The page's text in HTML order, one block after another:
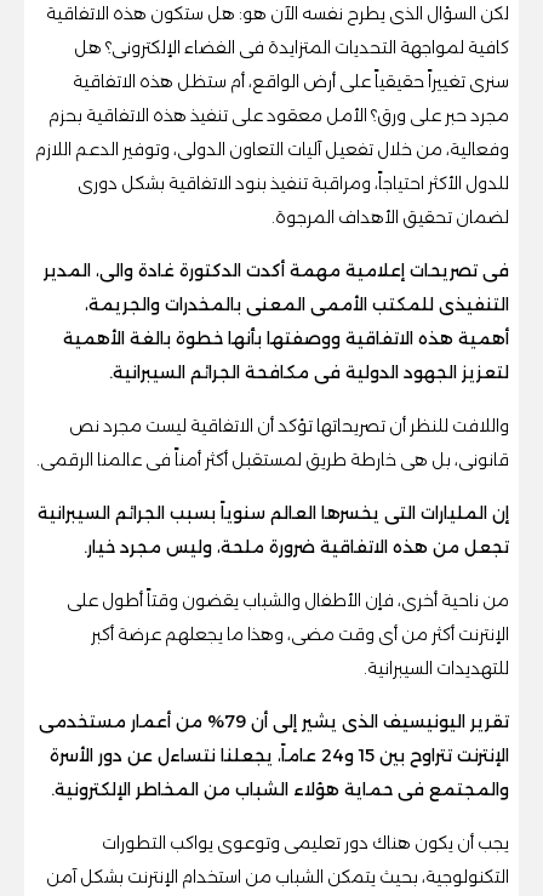
لكن السؤال الذى يطرح نفسه الآن هو: هل ستكون هذه الاتفاقية
كافية لمواجهة التحديات المتزايدة فى الفضاء الإلكترونى؟ هل
سنرى تغييراً حقيقياً على أرض الواقع، أم ستظل هذه الاتفاقية
مجرد حبر على ورق؟ الأمل معقود على تنفيذ هذه الاتفاقية بحزم
وفعالية، من خلال تفعيل آليات التعاون الدولى، وتوفير الدعم اللازم
للدول الأكثر احتياجاً، ومراقبة تنفيذ بنود الاتفاقية بشكل دورى
لضمان تحقيق الأهداف المرجوة.
فى تصريحات إعلامية مهمة أكدت الدكتورة غادة والى، المدير
التنفيذى للمكتب الأممى المعنى بالمخدرات والجريمة،
أهمية هذه الاتفاقية ووصفتها بأنها خطوة بالغة الأهمية
لتعزيز الجهود الدولية فى مكافحة الجرائم السيبرانية.
واللافت للنظر أن تصريحاتها تؤكد أن الاتفاقية ليست مجرد نص
قانونى، بل هى خارطة طريق لمستقبل أكثر أمناً فى عالمنا الرقمى.
إن المليارات التى يخسرها العالم سنوياً بسبب الجرائم السيبرانية
تجعل من هذه الاتفاقية ضرورة ملحة، وليس مجرد خيار.
من ناحية أخرى، فإن الأطفال والشباب يقضون وقتاً أطول على
الإنترنت أكثر من أى وقت مضى، وهذا ما يجعلهم عرضة أكبر
للتهديدات السيبرانية.
تقرير اليونيسيف الذى يشير إلى أن 79% من أعمار مستخدمى
الإنترنت تتراوح بين 15 و24 عاماً، يجعلنا نتساءل عن دور الأسرة
والمجتمع فى حماية هؤلاء الشباب من المخاطر الإلكترونية.
يجب أن يكون هناك دور تعليمى وتوعوى يواكب التطورات
التكنولوجية، بحيث يتمكن الشباب من استخدام الإنترنت بشكل آمن